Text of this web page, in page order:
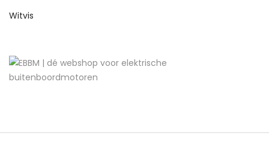
Witvis